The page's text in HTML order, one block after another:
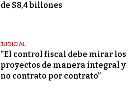
de $8,4 billones
JUDICIAL
“El control fiscal debe mirar los
proyectos de manera integral y
no contrato por contrato”